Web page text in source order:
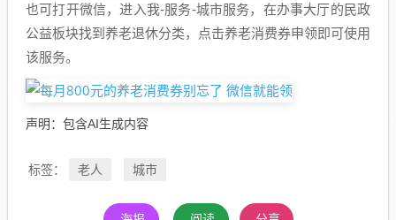
也可打开微信，进入我-服务-城市服务，在办事大厅的民政
公益板块找到养老退休分类，点击养老消费券申领即可使用
该服务。
声明：包含AI生成内容
标签： 老人 城市